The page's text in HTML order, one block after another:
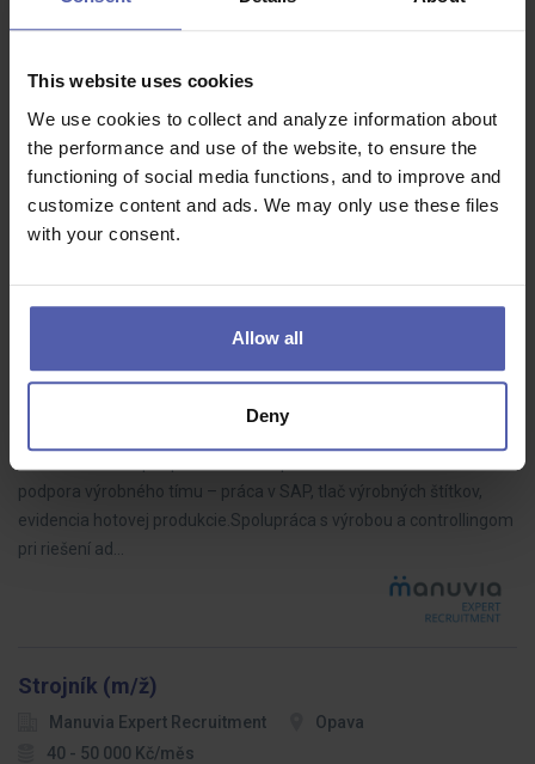
This website uses cookies
We use cookies to collect and analyze information about
the performance and use of the website, to ensure the
functioning of social media functions, and to improve and
customize content and ads. We may only use these files
with your consent.
Allow all
Deny
Skladník VZV (m/ž)
Manuvia Expert Recruitment
Náplň práce: práce s manipulační technikou (VZV, NZV, roll-
kontejnerů aj.) manipulace se zbožím, materiálem a obaly
nakládka a vykládka aut zásobování výroby práce se skenery
Asistent/ka vo výrobnej spoločnosti (m/ž)
Manuvia Expert Recruitment SK
Veľký Meder
podpora výrobného tímu – práca v SAP, tlač výrobných štítkov,
evidencia hotovej produkcie.Spolupráca s výrobou a controllingom
pri riešení ad…
Strojník (m/ž)
Manuvia Expert Recruitment
Opava
40 - 50 000 Kč/měs